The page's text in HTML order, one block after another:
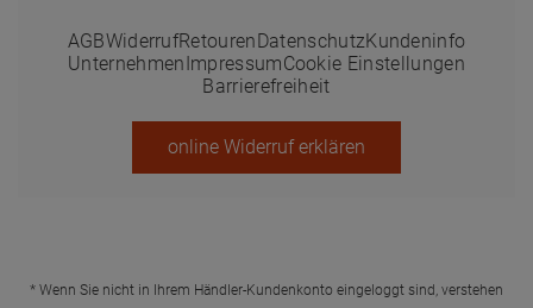
AGBWiderrufRetouren DatenschutzKundeninfo
Unternehmen ImpressumCookie Einstellungen
Barrierefreiheit
online Widerruf erklären
* Wenn Sie nicht in Ihrem Händler-Kundenkonto eingeloggt sind, verstehen